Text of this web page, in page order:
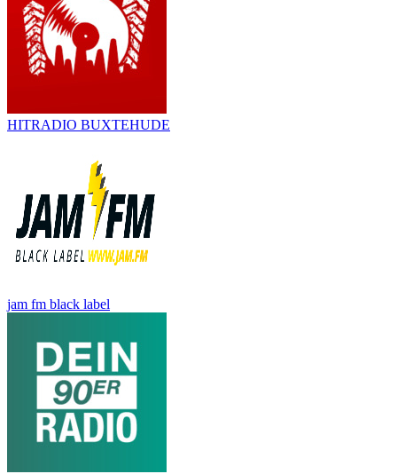
HITRADIO BUXTEHUDE
jam fm black label